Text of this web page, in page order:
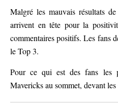
Malgré les mauvais résultats
arrivent en tête pour la
commentaires positifs. Les fans
le Top 3.
Pour ce qui est des fans les
Mavericks au sommet, devant